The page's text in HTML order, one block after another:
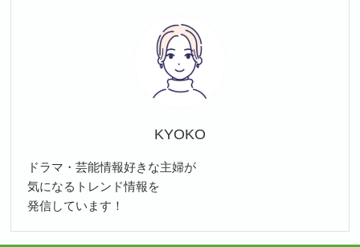
KYOKO
ドラマ・芸能情報好きな主婦が
気になるトレンド情報を
発信しています！